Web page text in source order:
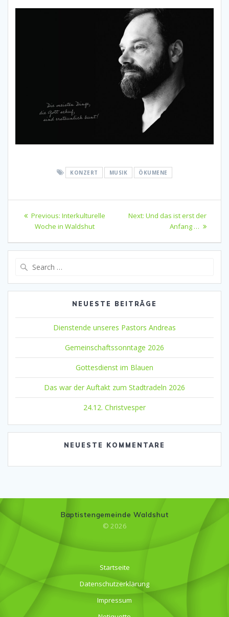
KONZERT MUSIK ÖKUMENE
Beitragsnavigation
Previous: Previous
post:
Interkulturelle
Woche in Waldshut
Next: Next
Und das ist erst der
Anfang …
NEUESTE BEITRÄGE
Dienstende unseres Pastors Andreas
Gemeinschaftssonntage 2026
Gottesdienst im Blauen
Das war der Auftakt zum Stadtradeln 2026
24.12. Christvesper
NEUESTE KOMMENTARE
Baptistengemeinde Waldshut
© 2026
Startseite
Datenschutzerklärung
Impressum